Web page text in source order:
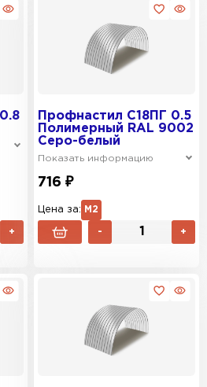
+
Профнастил C18ПГ 0.5
Полимерный RAL 9002
Серо-белый
Показать информацию
716 ₽
Цена за: М2
- +